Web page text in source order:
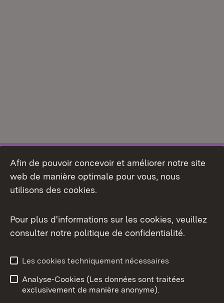
Aperçu des thèmes
Afin de pouvoir concevoir et améliorer notre site
web de manière optimale pour vous, nous
utilisons des cookies.
Pour plus d'informations sur les cookies, veuillez
consulter notre politique de confidentialité.
Les cookies techniquement nécessaires
Analyse-Cookies (Les données sont traitées
exclusivement de manière anonyme).